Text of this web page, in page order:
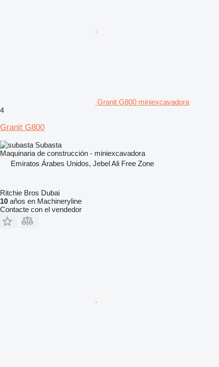
Granit G800 miniexcavadora
4
Granit G800
Subasta
Maquinaria de construcción - miniexcavadora
Emiratos Árabes Unidos, Jebel Ali Free Zone
Ritchie Bros Dubai
10 años en Machineryline
Contacte con el vendedor